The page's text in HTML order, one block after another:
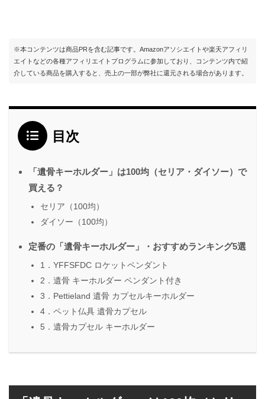
※本コンテンツは商品PRを含む記事です。Amazonアソシエイトや楽天アフィリ
エイトなどの各種アフィリエイトプログラムに参加しており、コンテンツ内で紹
介している商品を購入すると、売上の一部が弊社に還元される場合があります。
目次
「遺骨キーホルダー」は100均（セリア・ダイソー）で
買える？
セリア（100均）
ダイソー（100均）
定番の「遺骨キーホルダー」・おすすめランキング5選
1．YFFSFDC ロケットペンダント
2．遺骨 キーホルダー ペンダント付き
3．Pettieland 遺骨 カプセルキーホルダー
4．ペット仏具 遺骨カプセル
5．遺骨カプセル キーホルダー